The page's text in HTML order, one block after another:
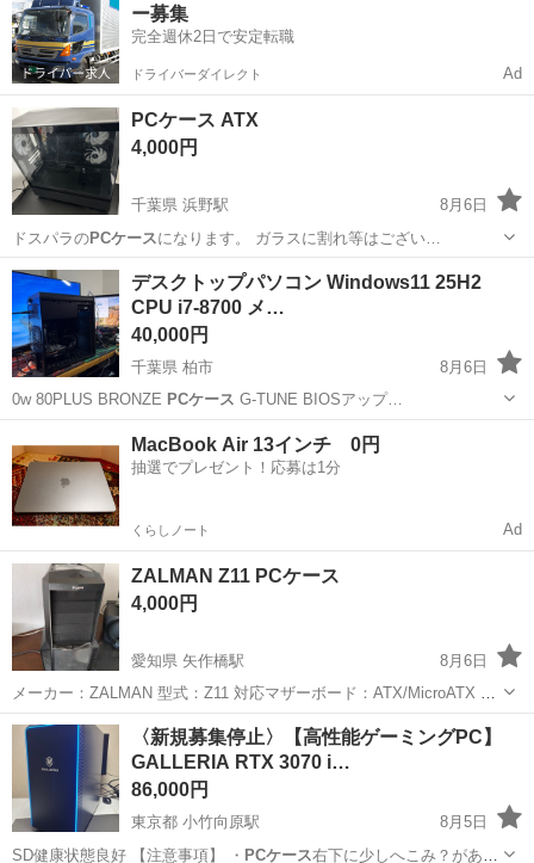
ー募集
完全週休2日で安定転職
ドライバーダイレクト Ad
PCケース ATX
4,000円
千葉県 浜野駅
8月6日
ドスパラのPCケースになります。 ガラスに割れ等はござい…
千葉 千葉市 浜野駅 PCパーツ
デスクトップパソコン Windows11 25H2
CPU i7-8700 メ…
40,000円
千葉県 柏市
8月6日
0w 80PLUS BRONZE PCケース G-TUNE BIOSアップ…
デスクトップパソコン 2TB
MacBook Air 13インチ 0円
抽選でプレゼント！応募は1分
くらしノート Ad
ZALMAN Z11 PCケース
4,000円
愛知県 矢作橋駅
8月6日
メーカー：ZALMAN 型式：Z11 対応マザーボード：ATX/MicroATX 寸
法：幅x高さx奥行 260x498x525 mm 箱付き 中古品につき汚れ及び使
用感がございます。 聞き逃げの方、既読ス...
愛知 岡崎市 矢作橋駅 PCパーツ ZALMAN
〈新規募集停止〉【高性能ゲーミングPC】
GALLERIA RTX 3070 i…
86,000円
東京都 小竹向原駅
8月5日
SD健康状態良好 【注意事項】 ・ PCケース右下に少しへこみ？があり